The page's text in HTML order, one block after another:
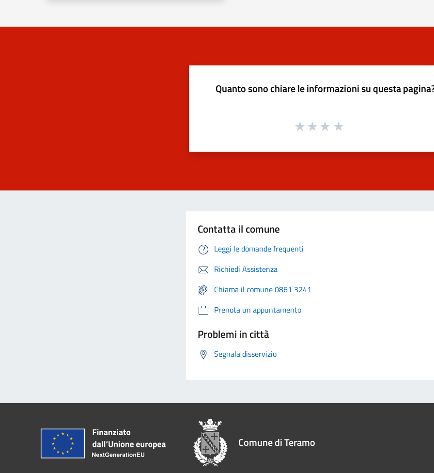
Quanto sono chiare le informazioni su questa
Contatta il comune
Leggi le domande frequenti
Richiedi Assistenza
Chiama il comune 0861 3241
Prenota un appuntamento
Problemi in città
Segnala disservizio
Comune di Teramo